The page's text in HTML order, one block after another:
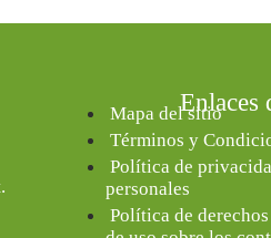
Enlaces
Mapa del sitio
Términos y
Política de
personales
Política de